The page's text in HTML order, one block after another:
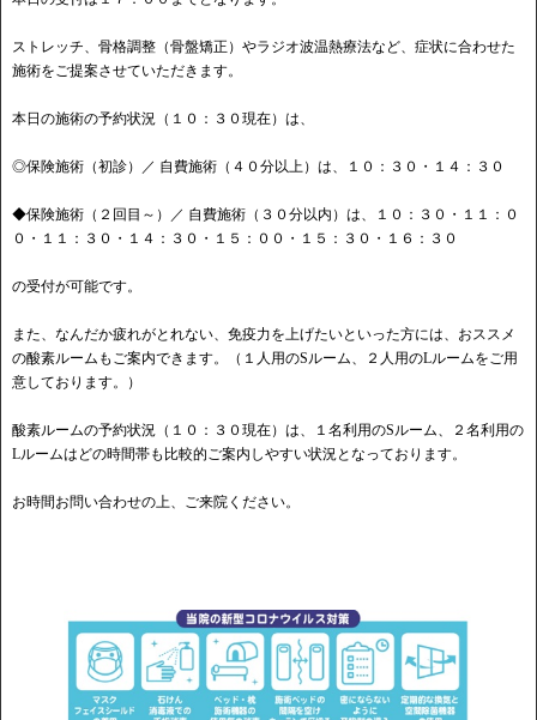
ストレッチ、骨格調整（骨盤矯正）やラジオ波温熱療法など、症状に合わせた
施術をご提案させていただきます。
本日の施術の予約状況（１０：３０現在）は、
◎保険施術（初診）／ 自費施術（４０分以上）は、１０：３０・１４：３０
◆保険施術（２回目～）／ 自費施術（３０分以内）は、１０：３０・１１：０
０・１１：３０・１４：３０・１５：００・１５：３０・１６：３０
の受付が可能です。
また、なんだか疲れがとれない、免疫力を上げたいといった方には、おススメ
の酸素ルームもご案内できます。（１人用のSルーム、２人用のLルームをご用
意しております。）
酸素ルームの予約状況（１０：３０現在）は、１名利用のSルーム、２名利用の
Lルームはどの時間帯も比較的ご案内しやすい状況となっております。
お時間お問い合わせの上、ご来院ください。